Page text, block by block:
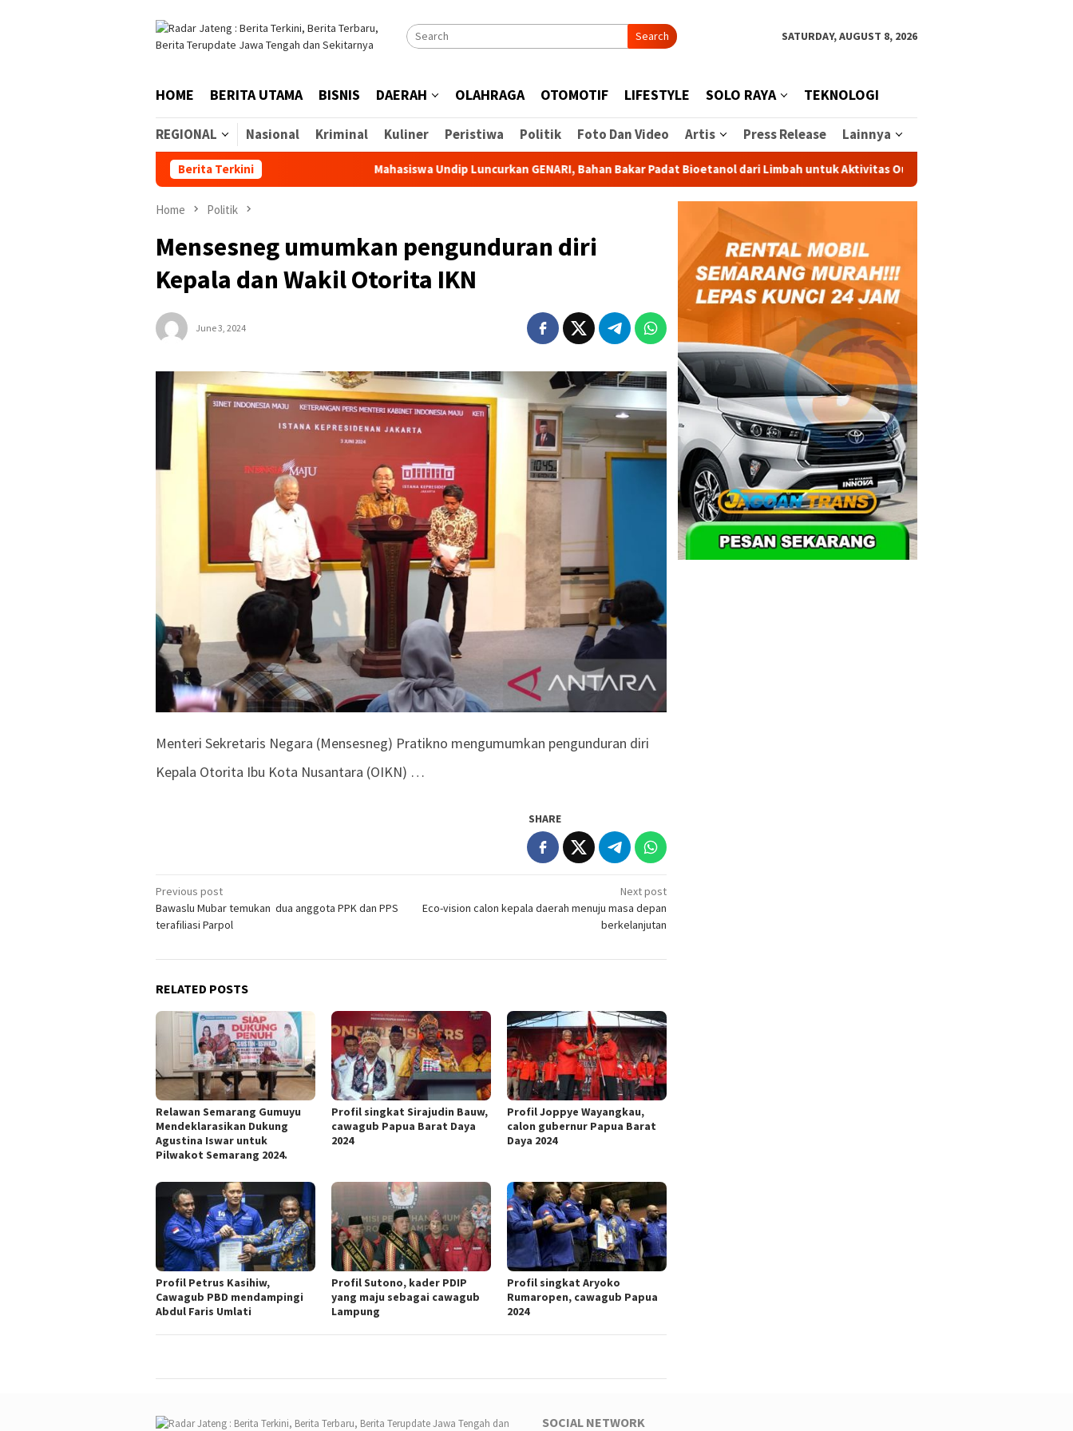
Search SATURDAY, AUGUST 8, 2026
HOME BERITA UTAMA BISNIS DAERAH OLAHRAGA OTOMOTIF LIFESTYLE SOLO RAYA TEKNOLOGI
REGIONAL Nasional Kriminal Kuliner Peristiwa Politik Foto Dan Video Artis Press Release Lainnya
Berita Terkini Mahasiswa Undip Luncurkan GENARI, Bahan Bakar Padat Bioetanol dari Limbah untuk Aktivitas Outdoor
Home Politik
Mensesneg umumkan pengunduran diri
Kepala dan Wakil Otorita IKN
June 3, 2024
Menteri Sekretaris Negara (Mensesneg) Pratikno mengumumkan pengunduran diri
Kepala Otorita Ibu Kota Nusantara (OIKN) …
SHARE
Post
navigation
Previous post
Bawaslu Mubar temukan dua anggota PPK dan PPS
terafiliasi Parpol
Next post
Eco-vision calon kepala daerah menuju masa depan
berkelanjutan
RELATED POSTS
Relawan Semarang Gumuyu
Mendeklarasikan Dukung
Agustina Iswar untuk
Pilwakot Semarang 2024.
Profil singkat Sirajudin Bauw,
cawagub Papua Barat Daya
2024
Profil Joppye Wayangkau,
calon gubernur Papua Barat
Daya 2024
Profil Petrus Kasihiw,
Cawagub PBD mendampingi
Abdul Faris Umlati
Profil Sutono, kader PDIP
yang maju sebagai cawagub
Lampung
Profil singkat Aryoko
Rumaropen, cawagub Papua
2024
SOCIAL NETWORK